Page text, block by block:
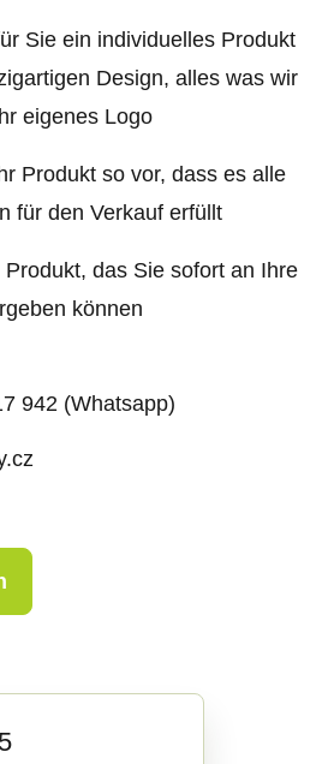
Sie ein individuelles Produkt
Design, alles was wir
eigenes Logo
Produkt so vor, dass es alle
für den Verkauf erfüllt
das Sie sofort an Ihre
können
942 (Whatsapp)